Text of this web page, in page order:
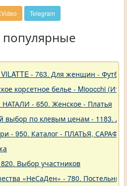
Telegram
- 763. Для женщин -
корсетное белье - Mioocchi
- 650. Женское - Платья
выбор по клевым ценам - 1183.
- 950. Каталог - ПЛАТЬЯ,
Выбор участников
«НеСаДен» - 780.